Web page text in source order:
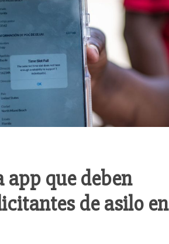
app que deben
de asilo en